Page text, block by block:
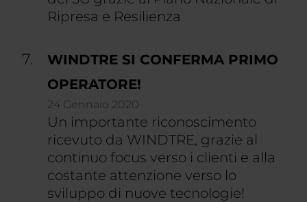
Ripresa e Resilienza
WINDTRE SI CONFERMA PRIMO
OPERATORE!
24 Gennaio 2020
Un importante riconoscimento
ricevuto da WINDTRE, grazie al
continuo focus verso i clienti e alla
costante attenzione verso lo
sviluppo di nuove tecnologie!